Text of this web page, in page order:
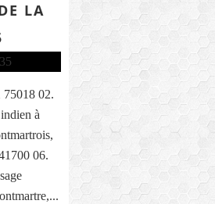
LA
75018 02.
à
06.